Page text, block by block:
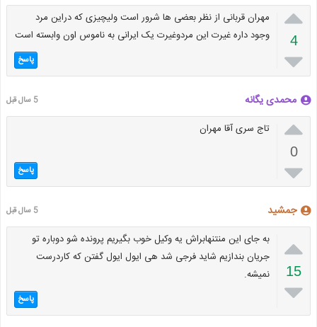

4

مهران قربانی از نظر بعضی ها شرور است ولیچیزی که دراین مرد
وجود داره غیرت این مردوغیرت یک ایرانی به ناموس اون وابسته است
پاسخ
محمدی یگانه 5 سال قبل

0

تاج سری آقا مهران
پاسخ
جمشید 5 سال قبل

15

به جای این منتنهابراش یه وکیل خوب بگیریم پرونده شو دوباره تو
جریان بندازیم شاید فرجی شد هی ایول ایول گفتن که کاردرست
نمیشه.
پاسخ